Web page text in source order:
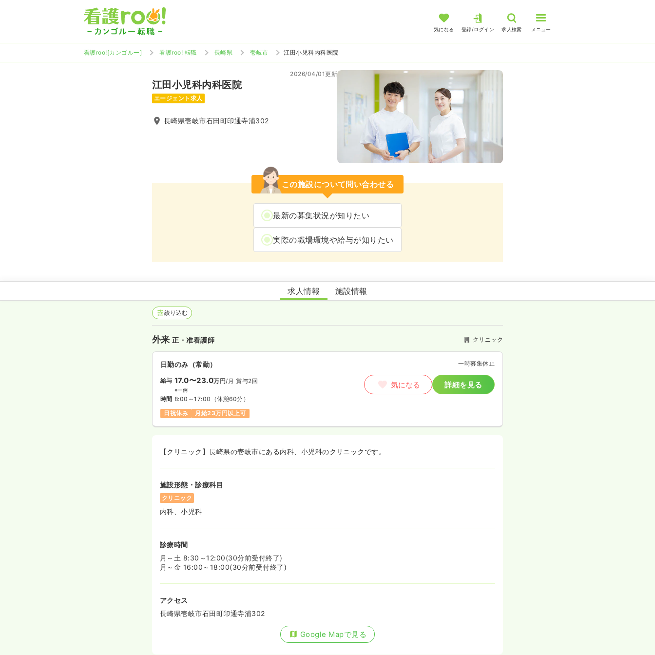
気になる 登録/ログイン 求人検索 メニュー
看護roo![カンゴルー] 看護roo! 転職 長崎県 壱岐市 江田小児科内科医院
江田小児科内科医院
2026/04/01更新
エージェント求人
長崎県壱岐市石田町印通寺浦302
この施設について問い合わせる
最新の募集状況が知りたい
実際の職場環境や給与が知りたい
江田小児科内科医院
求人情報 施設情報
絞り込む
外来正・准看護師 クリニック
日勤のみ（常勤） 一時募集休止
給与 17.0〜23.0万円/月 賞与2回
※一例
時間 8:00～17:00 （休憩60分）
日祝休み
月給23万円以上可
気になる 詳細を見る
【クリニック】長崎県の壱岐市にある内科、小児科のクリニックです。
施設形態・診療科目
クリニック
内科、小児科
診療時間
月～土 8:30～12:00(30分前受付終了)
月～金 16:00～18:00(30分前受付終了)
アクセス
長崎県壱岐市石田町印通寺浦302
Google Mapで見る